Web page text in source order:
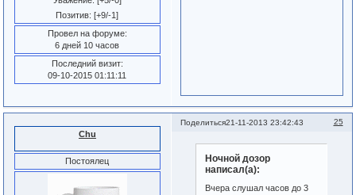
Позитив: [+9/-1]
Провел на форуме:
6 дней 10 часов
Последний визит:
09-10-2015 01:11:11
Поделиться 25
21-11-2013 23:42:43
Chu
Постоялец
Ночной дозор
написал(а):
Вчера слушал часов до 3